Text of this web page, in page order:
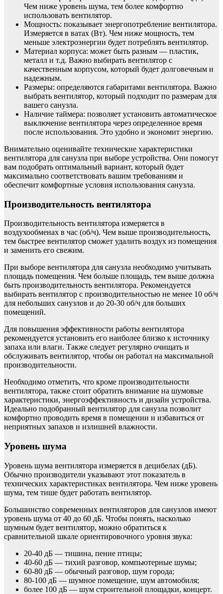
Чем ниже уровень шума, тем более комфортно
использовать вентилятор.
Мощность: показывает энергопотребление вентилятора.
Измеряется в ватах (Вт). Чем ниже мощность, тем
меньше электроэнергии будет потреблять вентилятор.
Материал корпуса: может быть разным — пластик,
металл и т.д. Важно выбирать вентилятор с
качественным корпусом, который будет долговечным и
надежным.
Размеры: определяются габаритами вентилятора. Важно
выбрать вентилятор, который подходит по размерам для
вашего санузла.
Наличие таймера: позволяет установить автоматическое
выключение вентилятора через определенное время
после использования. Это удобно и экономит энергию.
Внимательно оценивайте технические характеристики
вентилятора для санузла при выборе устройства. Они помогут
вам подобрать оптимальный вариант, который будет
максимально соответствовать вашим требованиям и
обеспечит комфортные условия использования санузла.
Производительность вентилятора
Производительность вентилятора измеряется в
воздухообменах в час (об/ч). Чем выше производительность,
тем быстрее вентилятор сможет удалить воздух из помещения
и заменить его свежим.
При выборе вентилятора для санузла необходимо учитывать
площадь помещения. Чем больше площадь, тем выше должна
быть производительность вентилятора. Рекомендуется
выбирать вентилятор с производительностью не менее 10 об/ч
для небольших санузлов и до 20-30 об/ч для больших
помещений.
Для повышения эффективности работы вентилятора
рекомендуется установить его наиболее близко к источнику
запаха или влаги. Также следует регулярно очищать и
обслуживать вентилятор, чтобы он работал на максимальной
производительности.
Необходимо отметить, что кроме производительности
вентилятора, также стоит обратить внимание на шумовые
характеристики, энергоэффективность и дизайн устройства.
Идеально подобранный вентилятор для санузла позволит
комфортно проводить время в помещении и избавиться от
неприятных запахов и излишней влажности.
Уровень шума
Уровень шума вентилятора измеряется в децибелах (дБ).
Обычно производители указывают этот показатель в
технических характеристиках вентилятора. Чем ниже уровень
шума, тем тише будет работать вентилятор.
Большинство современных вентиляторов для санузлов имеют
уровень шума от 40 до 60 дБ. Чтобы понять, насколько
шумным будет вентилятор, можно обратиться к
сравнительной шкале ориентировочного уровня звука:
20-40 дБ — тишина, пение птицы;
40-60 дБ — тихий разговор, компьютерные шумы;
60-80 дБ — обычный разговор, шум города;
80-100 дБ — шумное помещение, шум автомобиля;
более 100 дБ — шум строительной площадки, концерт.